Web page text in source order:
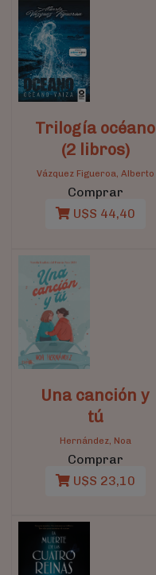
Trilogía océano
(2 libros)
Vázquez Figueroa, Alberto
Comprar
U$S 44,40
Una canción y
tú
Hernández, Noa
Comprar
U$S 23,10